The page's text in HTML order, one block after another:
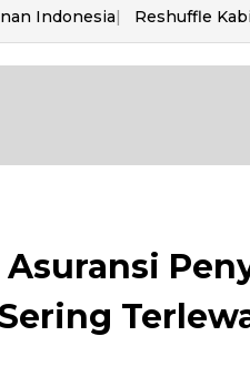
Indonesia Reshuffle